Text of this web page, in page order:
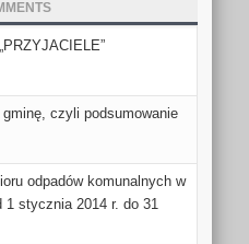
czyli podsumowanie
odpadów komunalnych w
stycznia 2014 r. do 31